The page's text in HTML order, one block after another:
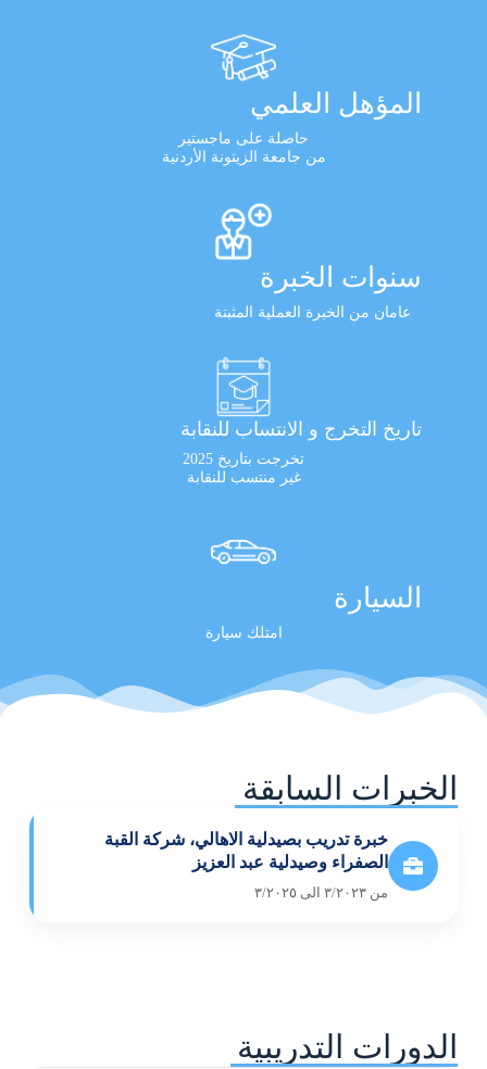
المؤهل العلمي
حاصلة على ماجستير
من جامعة الزيتونة الأردنية
سنوات الخبرة
عامان من الخبرة العملية المثبتة
تاريخ التخرج و الانتساب للنقابة
تخرجت بتاريخ 2025
غير منتسب للنقابة
السيارة
امتلك سيارة
الخبرات السابقة
خبرة تدريب بصيدلية الاهالي، شركة القبة
الصفراء وصيدلية عبد العزيز
من ٣/٢٠٢٣ الى ٣/٢٠٢٥
الدورات التدريبية